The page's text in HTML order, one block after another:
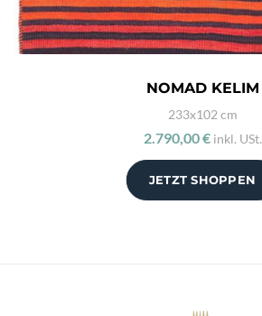
JETZT SHOPPEN
NOMAD KELIM
233x102 cm
2.790,00 € inkl. USt.